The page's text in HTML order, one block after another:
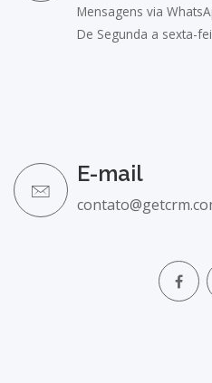
Mensagens via
De Segunda a sexta-
E-mail